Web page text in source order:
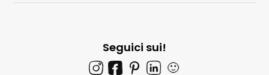
Seguici sui!
🙂